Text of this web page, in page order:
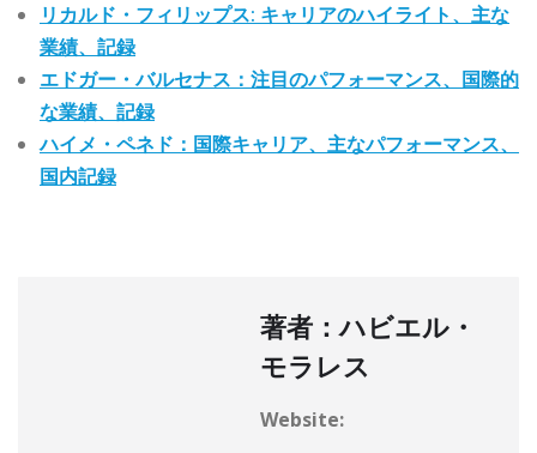
リカルド・フィリップス: キャリアのハイライト、主な
業績、記録
エドガー・バルセナス：注目のパフォーマンス、国際的
な業績、記録
ハイメ・ペネド：国際キャリア、主なパフォーマンス、
国内記録
著者：ハビエル・
モラレス
Website: